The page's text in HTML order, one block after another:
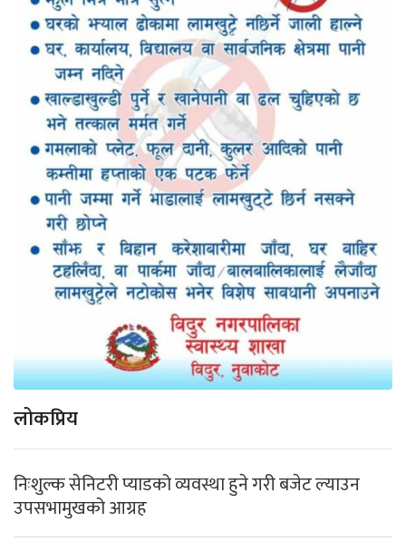
लोकप्रिय
निःशुल्क सेनिटरी प्याडको व्यवस्था हुने गरी बजेट ल्याउन
उपसभामुखको आग्रह